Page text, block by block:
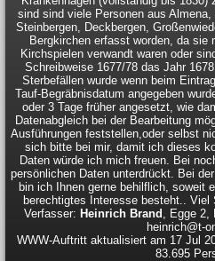
sind sind viele Personen aus
Steinbergen, Deckbergen,
Bergkirchen erfasst worden, da sie
Kirchspielen verwandt waren oder
Schreibweise 1677/78 das Jahr
Sterbefällen wurde wenn beim
Tauf-Begräbnisdatum angegeben
oder 3 Tage früher angesetzt, wie
Datenabgleich bei der Bearbeitung
Ausführungen feststellen,oder selbst
sich bitte bei mir, damit ich dieses
Daten würde ich mich freuen. Bei
persönlichen Daten unterdrückt. Bei
bin ich Ihnen gerne behilflich, soweit
berechtigtes Interesse besteht..
Verfasser: Heinrich Brand , Egge 2,
heinrich@t-
WWW-Auftritt aktualisiert am 17 Jul
83.695